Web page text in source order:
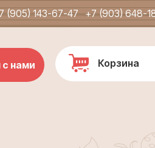
(905) 143-67-47 +7 (903) 648-
нами Корзина